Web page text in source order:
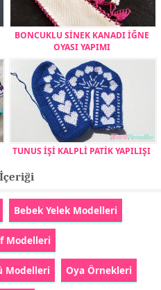
BONCUKLU SİNEK KANADI İĞNE
OYASI YAPIMI
TUNUS İŞİ KALPLİ PATİK YAPILIŞI
Bebek Yelek Modelleri
Modelleri
Modelleri Oya Örnekleri